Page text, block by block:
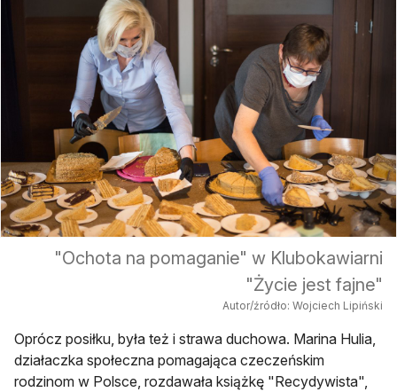
"Ochota na pomaganie" w Klubokawiarni
"Życie jest fajne"
Autor/źródło: Wojciech Lipiński
Oprócz posiłku, była też i strawa duchowa. Marina Hulia,
działaczka społeczna pomagająca czeczeńskim
rodzinom w Polsce, rozdawała książkę "Recydywista",